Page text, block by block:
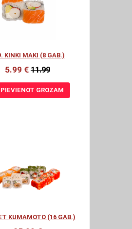
KINKI MAKI (8 GAB.)
5.99 € 11.99
PIEVIENOT GROZAM
KUMAMOTO (16 GAB.)